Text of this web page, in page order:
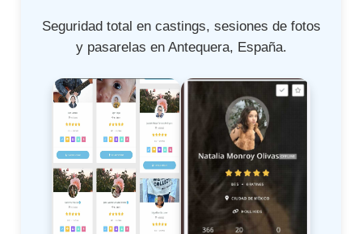
Seguridad total en castings, sesiones de fotos
y pasarelas en Antequera, España.